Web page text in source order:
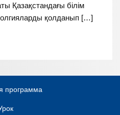
Қазақстандағы білім
қолданып […]
программа